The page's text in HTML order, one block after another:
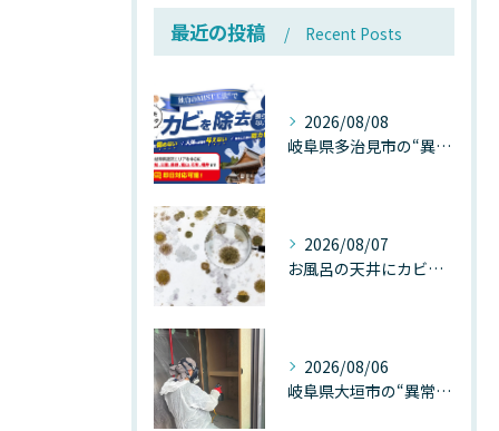
最近の投稿 Recent Posts
2026/08/08
岐阜県多治見市の“異常な高温”が建物内部を破壊する──深層カビが急増する危険な温度差の正体
2026/08/07
お風呂の天井にカビが生えたら要注意！2026年8月の猛暑・高湿度で急増する浴室カビの原因と正しい対策
2026/08/06
岐阜県大垣市の“異常に高い気温”が建物内部を腐らせる──深層カビが爆発的に増える本当の理由